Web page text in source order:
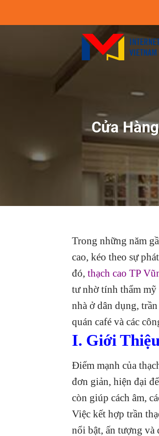
Cửa
Trong những năm
cao, kéo theo sự
đó, thạch cao TP
tư nhờ tính thẩm
nhà ở dân dụng,
quán café và các
I. Giới
Điểm mạnh của
đơn giản, hiện đại
còn giúp cách âm,
Việc kết hợp trần
nổi bật, ấn tượng và